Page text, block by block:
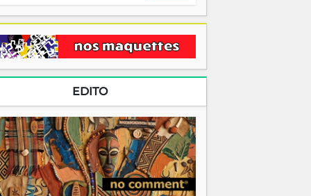
EDITO